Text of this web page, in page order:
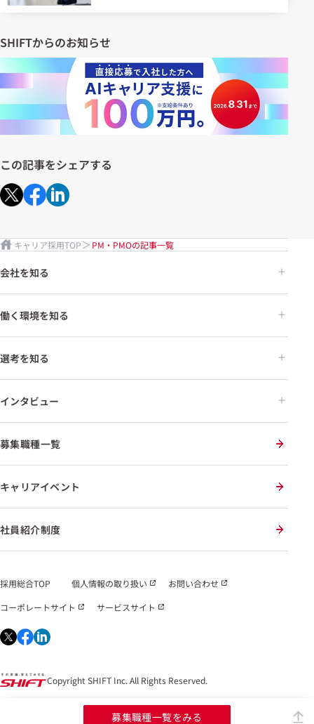
SHIFTからのお知らせ
この記事をシェアする
募集職種一覧をみる
キャリア採用TOP PM・PMOの記事一覧
会社を知る
働く環境を知る
選考を知る
インタビュー
募集職種一覧
キャリアイベント
社員紹介制度
採用総合TOP 個人情報の取り扱い
お問い合わせ
コーポレートサイト
サービスサイト
Copyright SHIFT Inc. All Rights Reserved.